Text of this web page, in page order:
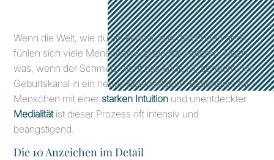
Wenn die Welt, wie du sie kennst, aus den Fugen gerät,
fühlen sich viele Menschen erst einmal verloren. Doch
was, wenn der Schmerz nicht das Ende ist, sondern der
Geburtskanal in ein neues Bewusstsein? Besonders für
Menschen mit einer starken Intuition und unentdeckter
Medialitätist dieser Prozess oft intensiv und
beängstigend.
Die 10 Anzeichen im Detail